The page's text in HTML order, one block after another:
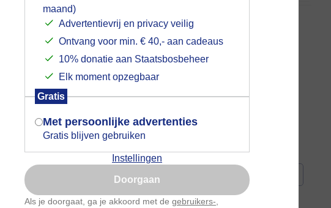
maand)
Advertentievrij en privacy veilig
Ontvang voor min. € 40,- aan cadeaus
10% donatie aan Staatsbosbeheer
Elk moment opzegbaar
Gratis
Met persoonlijke advertenties
Gratis blijven gebruiken
Instellingen
Doorgaan
Als je doorgaat, ga je akkoord met de gebruikers-
slideshow
#camping #coderoze #donkerewolken
Mogen we je locatie gebruiken voor
het weer?
Indien je hier nog geen akkoord op hebt
gegeven, verschijnt er zo een pop-up uit
je browser waarin deze toestemming
gevraagd wordt.
Is goed, toon de popup
Nu niet, misschien later